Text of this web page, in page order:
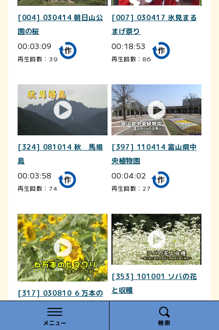
メニュー 検索
[004] 030414 朝日山公
園の桜
00:03:09
再生回数：39
[007] 030417 氷見まる
まげ祭り
00:18:53
再生回数：86
[324] 081014 秋 馬場
島
00:03:58
再生回数：74
[397] 110414 富山県中
央植物園
00:04:02
再生回数：27
[317] 030810 ６万本の
00:03:39
[353] 101001 ソバの花
と収穫
00:03:37